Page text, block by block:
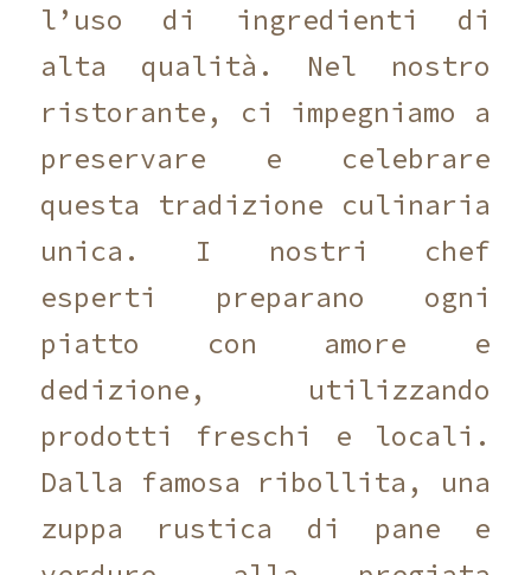
l’uso di ingredienti di
alta qualità. Nel nostro
ristorante, ci impegniamo a
preservare e celebrare
questa tradizione culinaria
unica. I nostri chef
esperti preparano ogni
piatto con amore e
dedizione, utilizzando
prodotti freschi e locali.
Dalla famosa ribollita, una
zuppa rustica di pane e